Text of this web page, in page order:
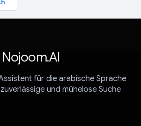
Nojoom.AI
für die arabische Sprache
und mühelose Suche